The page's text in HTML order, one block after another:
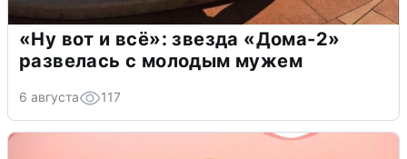
«Ну вот и всё»: звезда «Дома-2»
развелась с молодым мужем
6 августа 117